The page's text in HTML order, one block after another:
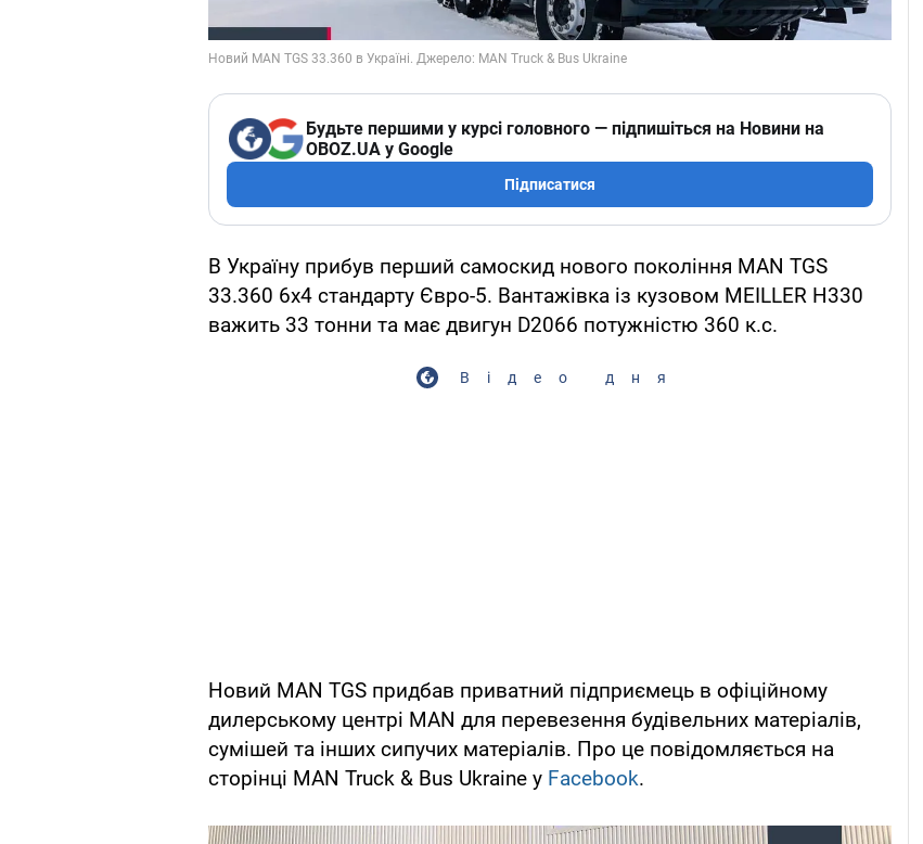
Будьте першими у курсі головного — підпишіться на Новини на
OBOZ.UA у Google
Підписатися
В Україну прибув перший самоскид нового покоління MAN TGS
33.360 6x4 стандарту Євро-5. Вантажівка із кузовом MEILLER H330
важить 33 тонни та має двигун D2066 потужністю 360 к.с.
Відео дня
Новий MAN TGS придбав приватний підприємець в офіційному
дилерському центрі MAN для перевезення будівельних матеріалів,
сумішей та інших сипучих матеріалів. Про це повідомляється на
сторінці MAN Truck & Bus Ukraine у Facebook.